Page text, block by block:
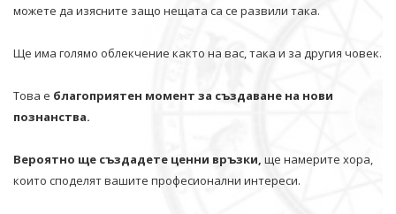
можете да изясните защо нещата са се развили така.
Ще има голямо облекчение както на вас, така и за другия човек.
Това е благоприятен момент за създаване на нови
познанства.
Вероятно ще създадете ценни връзки, ще намерите хора,
които споделят вашите професионални интереси.